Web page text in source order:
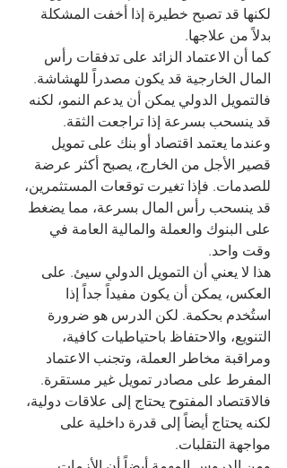
لكنها قد تصبح خطيرة إذا أخفت المشكلة
بدلاً من علاجها.
كما أن الاعتماد الزائد على تدفقات رأس
المال الخارجية قد يكون مصدراً للهشاشة.
فالتمويل الدولي يمكن أن يدعم النمو، لكنه
قد ينسحب بسرعة إذا تراجعت الثقة.
وعندما يعتمد اقتصاد أو بنك على تمويل
قصير الأجل من الخارج، يصبح أكثر عرضة
للصدمات. فإذا تغيرت توقعات المستثمرين،
قد ينسحب رأس المال بسرعة، مما يضغط
على البنوك والعملة والمالية العامة في
وقت واحد.
هذا لا يعني أن التمويل الدولي سيئ. على
العكس، يمكن أن يكون مفيداً جداً إذا
استُخدم بحكمة. لكن الدرس هو ضرورة
التنويع، والاحتفاظ باحتياطيات كافية،
ومراقبة مخاطر العملة، وتجنب الاعتماد
المفرط على مصادر تمويل غير مستقرة.
فالاقتصاد المفتوح يحتاج إلى علاقات دولية،
لكنه يحتاج أيضاً إلى قدرة داخلية على
مواجهة التقلبات.